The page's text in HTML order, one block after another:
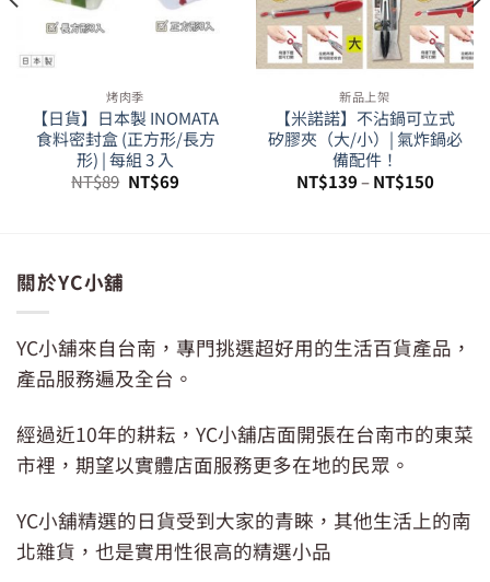
烤肉季
【日貨】日本製 INOMATA
食料密封盒 (正方形/長方
形) | 每組 3 入
NT$89 原
始
NT$69目
新品上架
【米諾諾】不沾鍋可立式
矽膠夾（大/小）| 氣炸鍋必
備配件！
NT$139–NT$150
關於YC小舖
YC小舖來自台南，專門挑選超好用的生活百貨產品，
產品服務遍及全台。
經過近10年的耕耘，YC小舖店面開張在台南市的東菜
市裡，期望以實體店面服務更多在地的民眾。
YC小舖精選的日貨受到大家的青睞，其他生活上的南
北雜貨，也是實用性很高的精選小品